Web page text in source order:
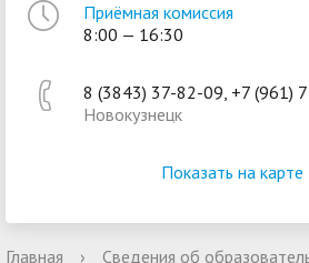
Приёмная комиссия
8:00 — 16:30
8 (3843) 37-82-09, +7 (961)
Новокузнецк
Показать на карте
Главная › Сведения об